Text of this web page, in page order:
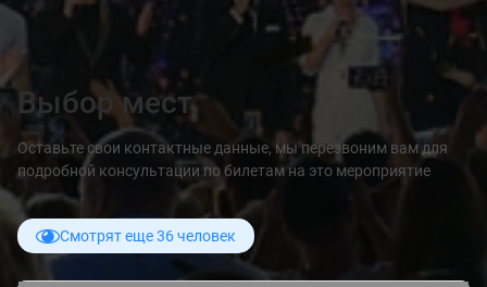
Выбор мест
Оставьте свои контактные данные, мы перезвоним вам для
подробной консультации по билетам на это мероприятие
Смотрят еще 36 человек